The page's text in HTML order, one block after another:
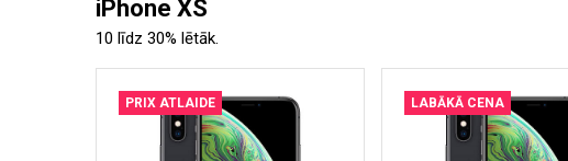
iPhone XS
10 līdz 30% lētāk.
PRIX ATLAIDE LABĀKĀ CENA